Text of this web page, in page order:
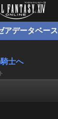
アデータベース
士へ